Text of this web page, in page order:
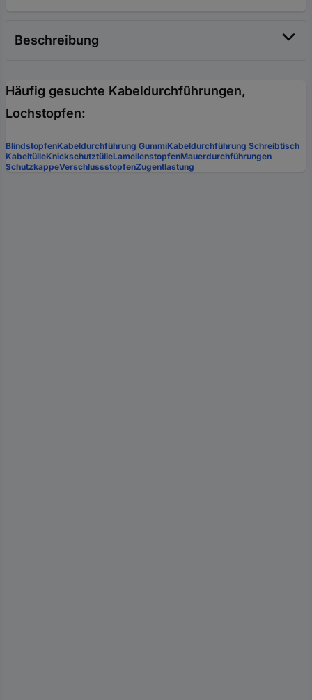
Beschreibung
Häufig gesuchte Kabeldurchführungen,
Lochstopfen:
BlindstopfenKabeldurchführung GummiKabeldurchführung Schreibtisch
KabeltülleKnickschutztülleLamellenstopfenMauerdurchführungen
SchutzkappeVerschlussstopfenZugentlastung